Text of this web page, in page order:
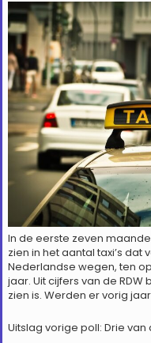
In de eerste zeven
zien in het aantal taxi’s
Nederlandse wegen, ten
jaar. Uit cijfers van de
zien is. Werden er vorig
Uitslag vorige poll: Drie